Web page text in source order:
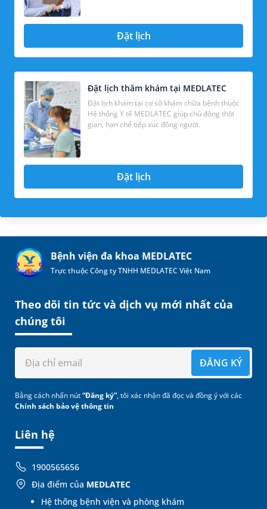
Đặt lịch
Đặt lịch thăm khám tại MEDLATEC
Đặt lịch khám tại cơ sở khám chữa bệnh thuộc
Hệ thống Y tế MEDLATEC giúp chủ động thời
gian, hạn chế tiếp xúc đông người.
Đặt lịch
Bệnh viện đa khoa MEDLATEC
Trực thuộc Công ty TNHH MEDLATEC Việt Nam
Liên hệ
1900565656
Địa điểm của MEDLATEC
Hệ thống bệnh viện và phòng khám
Theo dõi tin tức và dịch vụ mới nhất của
chúng tôi
ĐĂNG KÝ
Bằng cách nhấn nút“Đăng ký”, tôi xác nhận đã đọc và đồng ý với các
Chính sách bảo vệ thông tin